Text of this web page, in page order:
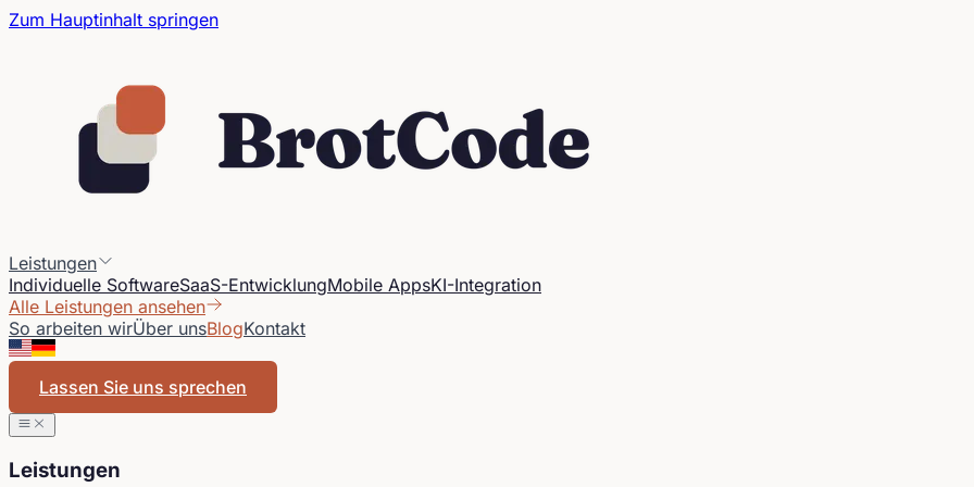
Zum Hauptinhalt springen
Leistungen
Individuelle SoftwareSaaS-EntwicklungMobile AppsKI-Integration
Alle Leistungen ansehen
So arbeiten wirÜber unsBlogKontakt
Lassen Sie uns sprechen
Leistungen